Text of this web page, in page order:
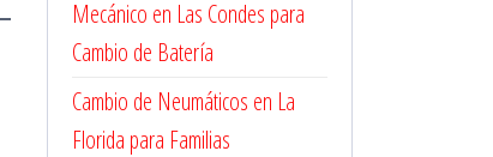
Mecánico en Las Condes para
Cambio de Batería
Cambio de Neumáticos en La
Florida para Familias